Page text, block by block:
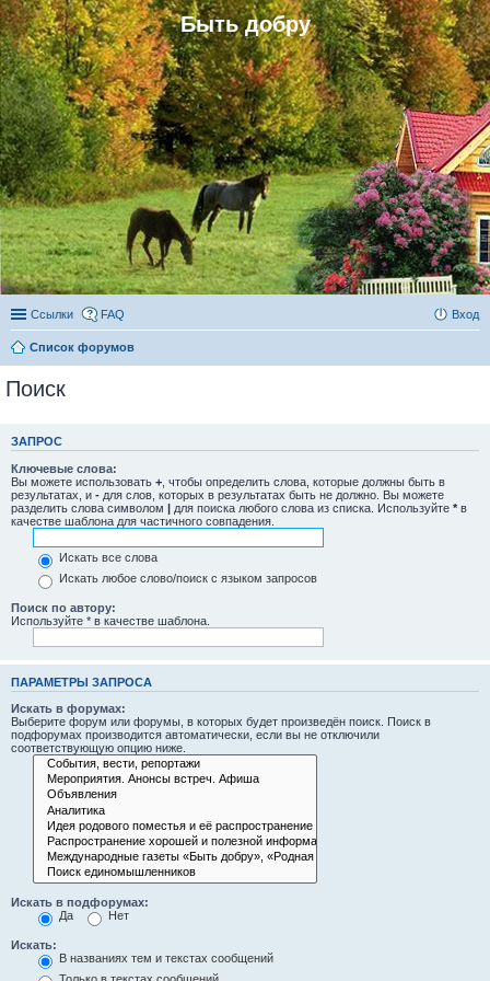
Быть добру
Ссылки FAQ Вход
Список форумов
Поиск
ЗАПРОС
Ключевые слова:
Вы можете использовать + , чтобы определить слова, которые должны быть в
результатах, и - для слов, которых в результатах быть не должно. Вы можете
разделить слова символом | для поиска любого слова из списка. Используйте * в
качестве шаблона для частичного совпадения.
Искать все слова
Искать любое слово/поиск с языком запросов
Поиск по автору:
Используйте * в качестве шаблона.
ПАРАМЕТРЫ ЗАПРОСА
Искать в форумах:
Выберите форум или форумы, в которых будет произведён поиск. Поиск в
подфорумах производится автоматически, если вы не отключили
соответствующую опцию ниже.
Искать в подфорумах:
Да
Нет
Искать:
В названиях тем и текстах сообщений